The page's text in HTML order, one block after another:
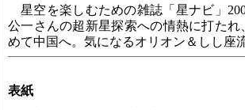
星空を楽しむための雑誌「星ナビ」
公一さんの超新星探索への情熱に打た
めて中国へ。気になるオリオン＆しし座
表紙